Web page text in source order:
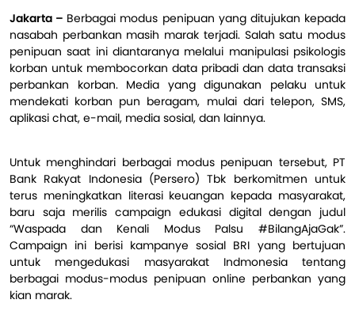
Jakarta – Berbagai modus penipuan yang ditujukan kepada
nasabah perbankan masih marak terjadi. Salah satu modus
penipuan saat ini diantaranya melalui manipulasi psikologis
korban untuk membocorkan data pribadi dan data transaksi
perbankan korban. Media yang digunakan pelaku untuk
mendekati korban pun beragam, mulai dari telepon, SMS,
aplikasi chat, e-mail, media sosial, dan lainnya.
Untuk menghindari berbagai modus penipuan tersebut, PT
Bank Rakyat Indonesia (Persero) Tbk berkomitmen untuk
terus meningkatkan literasi keuangan kepada masyarakat,
baru saja merilis campaign edukasi digital dengan judul
“Waspada dan Kenali Modus Palsu #BilangAjaGak”.
Campaign ini berisi kampanye sosial BRI yang bertujuan
untuk mengedukasi masyarakat Indmonesia tentang
berbagai modus-modus penipuan online perbankan yang
kian marak.